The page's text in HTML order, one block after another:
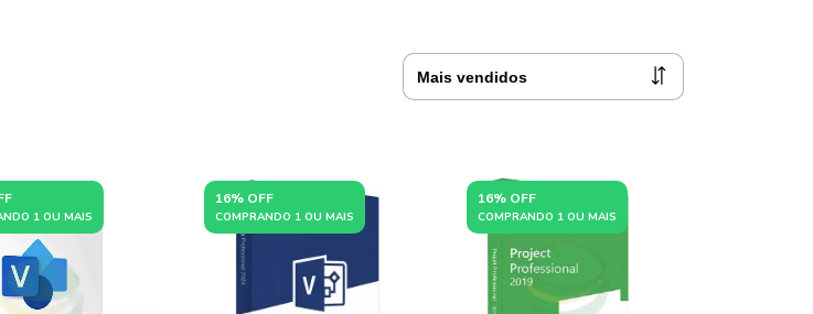
1 OU MAIS
16% OFF
COMPRANDO 1 OU MAIS
16% OFF
COMPRANDO 1 OU MAIS